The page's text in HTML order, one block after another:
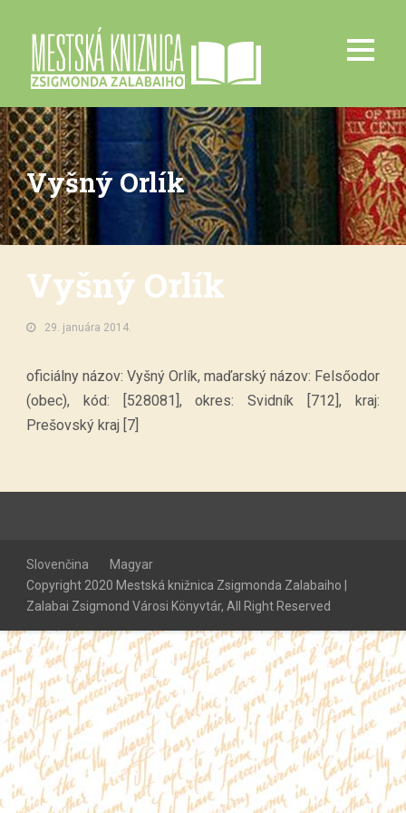
Vyšný Orlík
Vyšný Orlík
29. januára 2014.
oficiálny názov: Vyšný Orlík, maďarský názov: Felsőodor
(obec), kód: [528081], okres: Svidník [712], kraj:
Prešovský kraj [7]
Slovenčina
Magyar
Copyright 2020 Mestská knižnica Zsigmonda Zalabaiho |
Zalabai Zsigmond Városi Könyvtár, All Right Reserved